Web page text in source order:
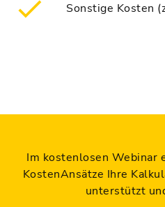
Sonstige Kosten
Im kostenlosen Webinar
KostenAnsätze Ihre
unterstützt